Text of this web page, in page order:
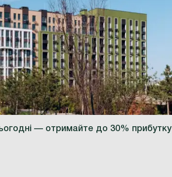
— отримайте до 30% прибутку